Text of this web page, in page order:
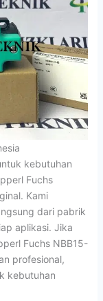
kebutuhan
Fuchs
Kami
dari pabrik
aplikasi. Jika
Fuchs NBB15-
profesional,
kebutuhan